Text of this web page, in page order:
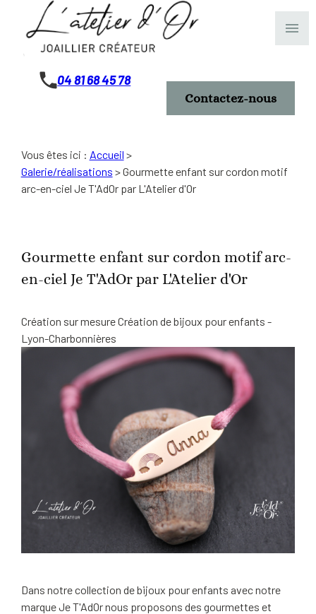
menu
04 81 68 45 78
Contactez-nous
Vous êtes ici : Accueil >
Galerie/réalisations >Gourmette enfant sur cordon motif
arc-en-ciel Je T'AdOr par L'Atelier d'Or
Gourmette enfant sur cordon motif arc-
en-ciel Je T'AdOr par L'Atelier d'Or
Création sur mesureCréation de bijoux pour enfants -
Lyon-Charbonnières
Dans notre collection de bijoux pour enfants avec notre
marque Je T'AdOr nous proposons des gourmettes et
Panneau de gestion des cookies